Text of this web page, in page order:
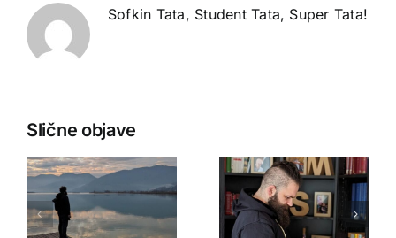
Sofkin Tata, Student Tata, Super Tata!
Slične objave